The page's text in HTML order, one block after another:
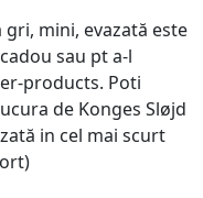
mini, evazată este
sau pt a-l
products. Poti
de Konges Sløjd
in cel mai scurt